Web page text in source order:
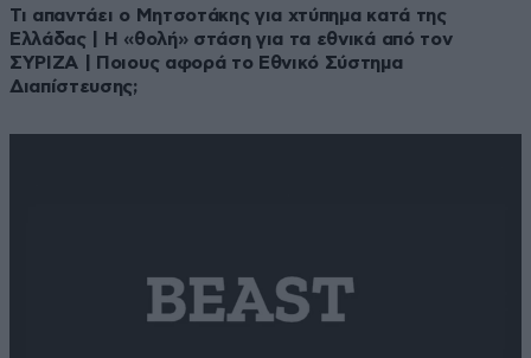
Τι απαντάει ο Μητσοτάκης για χτύπημα κατά της
Ελλάδας | Η «θολή» στάση για τα εθνικά από τον
ΣΥΡΙΖΑ | Ποιους αφορά το Εθνικό Σύστημα
Διαπίστευσης;